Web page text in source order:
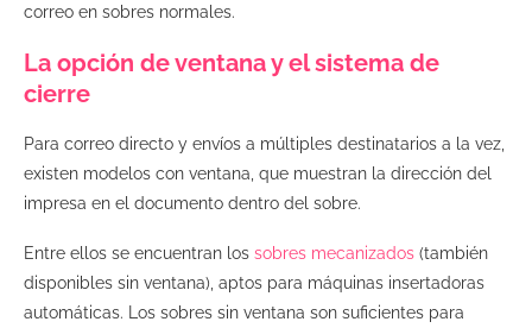
correo en sobres normales.
La opción de ventana y el sistema de
cierre
Para correo directo y envíos a múltiples destinatarios a la vez,
existen modelos con ventana, que muestran la dirección del
impresa en el documento dentro del sobre.
Entre ellos se encuentran los sobres mecanizados (también
disponibles sin ventana), aptos para máquinas insertadoras
automáticas. Los sobres sin ventana son suficientes para